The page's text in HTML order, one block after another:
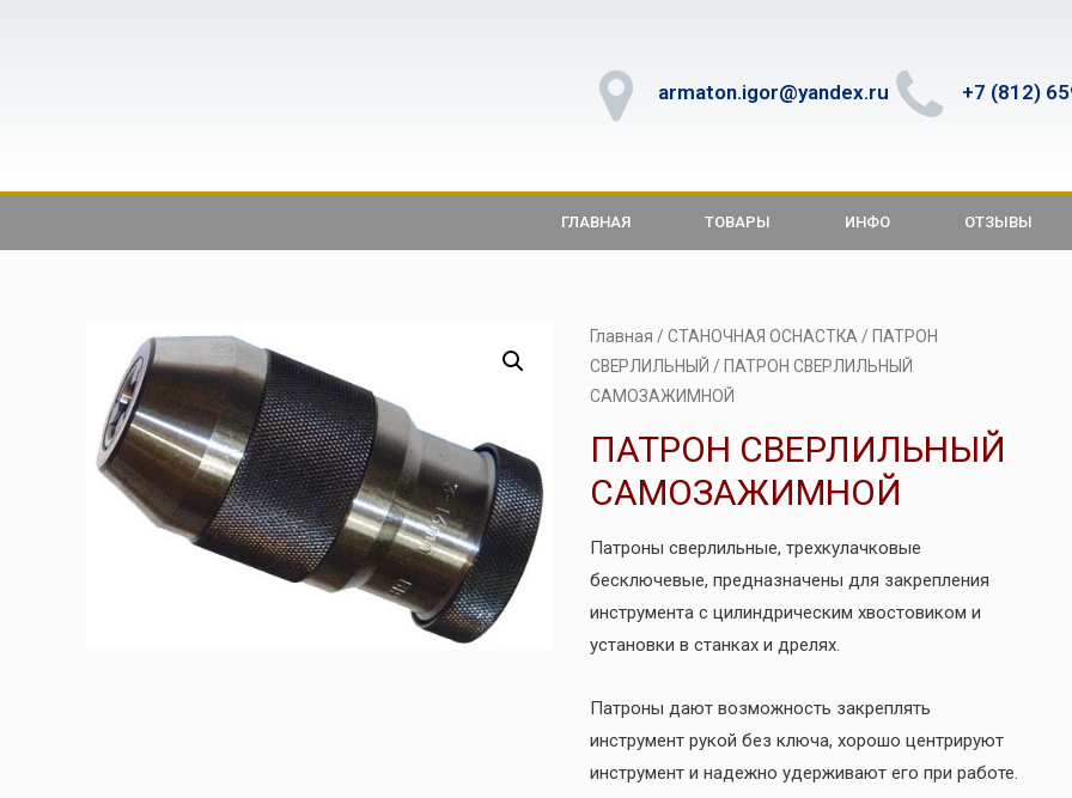
armaton.igor@yandex.ru +7 (812)
ГЛАВНАЯ ТОВАРЫ ИНФО ОТЗЫВЫ
Главная / СТАНОЧНАЯ ОСНАСТКА / ПАТРОН
СВЕРЛИЛЬНЫЙ / ПАТРОН СВЕРЛИЛЬНЫЙ
САМОЗАЖИМНОЙ
ПАТРОН СВЕРЛИЛЬНЫЙ
САМОЗАЖИМНОЙ
Патроны сверлильные, трехкулачковые
бесключевые, предназначены для закрепления
инструмента с цилиндрическим хвостовиком и
установки в станках и дрелях.
Патроны дают возможность закреплять
инструмент рукой без ключа, хорошо центрируют
инструмент и надежно удерживают его при работе.